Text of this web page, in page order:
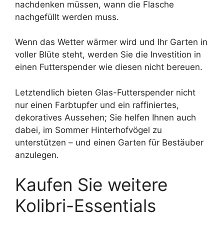
nachdenken müssen, wann die Flasche
nachgefüllt werden muss.
Wenn das Wetter wärmer wird und Ihr Garten in
voller Blüte steht, werden Sie die Investition in
einen Futterspender wie diesen nicht bereuen.
Letztendlich bieten Glas-Futterspender nicht
nur einen Farbtupfer und ein raffiniertes,
dekoratives Aussehen; Sie helfen Ihnen auch
dabei, im Sommer Hinterhofvögel zu
unterstützen – und einen Garten für Bestäuber
anzulegen.
Kaufen Sie weitere
Kolibri-Essentials